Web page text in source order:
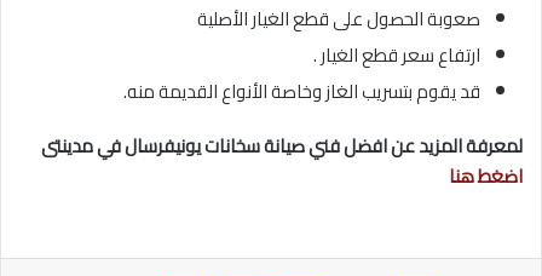
صعوبة الحصول على قطع الغيار الأصلية
ارتفاع سعر قطع الغيار .
قد يقوم بتسريب الغاز وخاصة الأنواع القديمة منه.
لمعرفة المزيد عن افضل فني صيانة سخانات يونيفرسال في مدينتى
اضغط هنا